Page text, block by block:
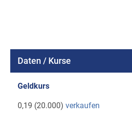
Daten / Kurse
Geldkurs
0,19 (20.000) verkaufen